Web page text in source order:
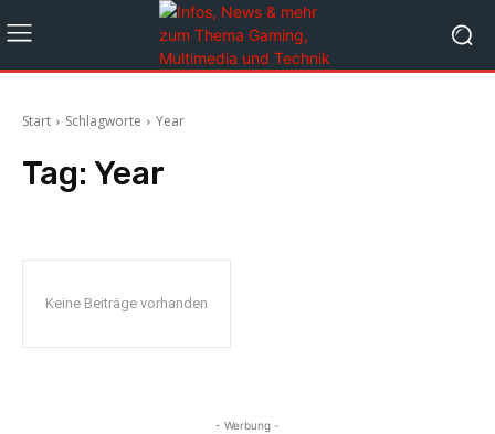
Start Schlagworte Year
Tag: Year
Keine Beiträge vorhanden
- Werbung -